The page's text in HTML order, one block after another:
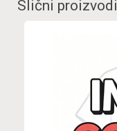
Slični proizvodi